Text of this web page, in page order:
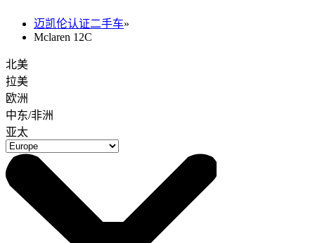
迈凯伦认证二手车»
Mclaren 12C
北美
拉美
欧洲
中东/非洲
亚太